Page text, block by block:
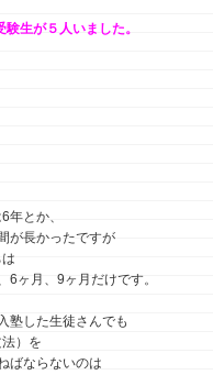
生が５人いました。
年とか、
が長かったですが
6ヶ月、9ヶ月だけです。
塾した生徒さんでも
）を
ばならないのは